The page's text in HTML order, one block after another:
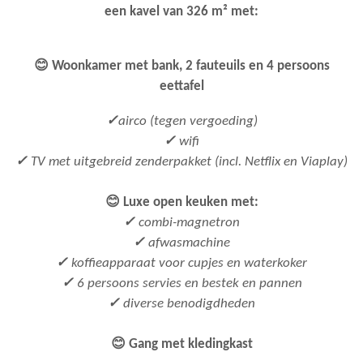
een kavel van 326 m² met:
😊 Woonkamer met bank, 2 fauteuils en 4 persoons
eettafel
✓airco (tegen vergoeding)
✓ wifi
✓ TV met uitgebreid zenderpakket (incl. Netflix en Viaplay)
😊 Luxe open keuken met:
✓ combi-magnetron
✓ afwasmachine
✓ koffieapparaat voor cupjes en waterkoker
✓6 persoons servies en bestek en pannen
✓ diverse benodigdheden
😊 Gang met kledingkast